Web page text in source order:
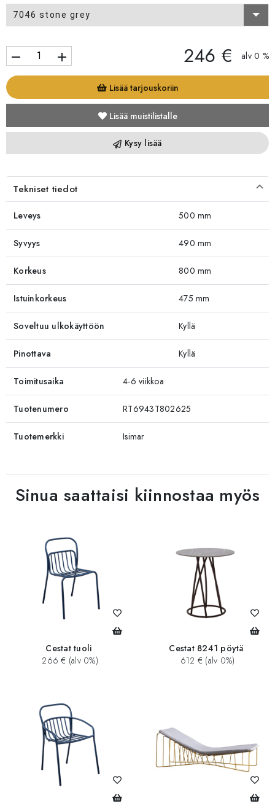
7046 stone grey
remove add 246 € alv 0 %
Lisää tarjouskoriin
Lisää muistilistalle
Kysy lisää
Tekniset tiedot
Leveys 500 mm
Syvyys 490 mm
Korkeus 800 mm
Istuinkorkeus 475 mm
Soveltuu ulkokäyttöön Kyllä
Pinottava Kyllä
Toimitusaika 4-6 viikkoa
Tuotenumero RT6943T802625
Tuotemerkki Isimar
Sinua saattaisi kiinnostaa myös
Cestat tuoli
266 € (alv 0%)
Cestat 8241 pöytä
612 € (alv 0%)